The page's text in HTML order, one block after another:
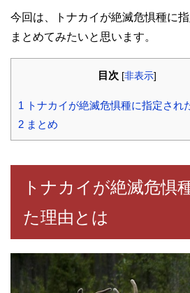
今回は、トナカイが絶滅危惧種に
まとめてみたいと思います。
目次 [非表示]
1 トナカイが絶滅危惧種に指定され
2 まとめ
トナカイが絶滅危惧
た理由とは